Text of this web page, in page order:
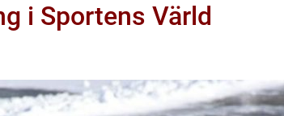
i Sportens Värld